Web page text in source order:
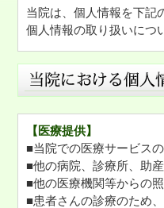
当院は、個人情報を下記
個人情報の取り扱いにつ
【医療提供】
■当院での医療サービス
■他の病院、診療所、助
■他の医療機関等からの
■患者さんの診療のため